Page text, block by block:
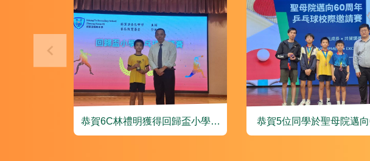
恭賀6C林禮明獲得回歸盃小學乒
乓球邀請賽男子組殿軍！
恭賀5位同學於聖母院邁
年乒乓球校際邀請賽獲得